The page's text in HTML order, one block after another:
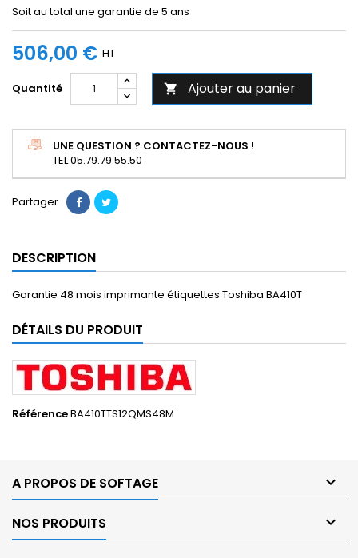
Soit au total une garantie de 5 ans
506,00 € HT
Quantité  Ajouter au panier
UNE QUESTION ? CONTACTEZ-NOUS !
TEL 05.79.79.55.50
Partager
DESCRIPTION
Garantie 48 mois imprimante étiquettes Toshiba BA410T
DÉTAILS DU PRODUIT
RéférenceBA410TTS12QMS48M
A PROPOS DE SOFTAGE 
NOS PRODUITS 